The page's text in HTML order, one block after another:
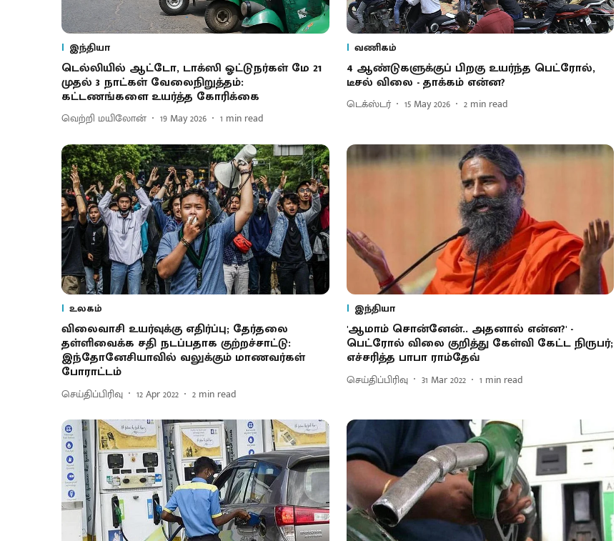
இந்தியா
டெல்லியில் ஆட்டோ, டாக்ஸி ஓட்டுநர்கள் மே 21
முதல் 3 நாட்கள் வேலைநிறுத்தம்:
கட்டணங்களை உயர்த்த கோரிக்கை
வெற்றி மயிலோன் 19 May 2026 1 min read
வணிகம்
4 ஆண்டுகளுக்குப் பிறகு உயர்ந்த பெட்ரோல்,
டீசல் விலை - தாக்கம் என்ன?
டெக்ஸ்டர் 15 May 2026 2 min read
உலகம்
விலைவாசி உயர்வுக்கு எதிர்ப்பு; தேர்தலை
தள்ளிவைக்க சதி நடப்பதாக குற்றச்சாட்டு:
இந்தோனேசியாவில் வலுக்கும் மாணவர்கள்
போராட்டம்
செய்திப்பிரிவு 12 Apr 2022 2 min read
இந்தியா
'ஆமாம் சொன்னேன்.. அதனால் என்ன?' -
பெட்ரோல் விலை குறித்து கேள்வி கேட்ட நிருபர்;
எச்சரித்த பாபா ராம்தேவ்
செய்திப்பிரிவு 31 Mar 2022 1 min read